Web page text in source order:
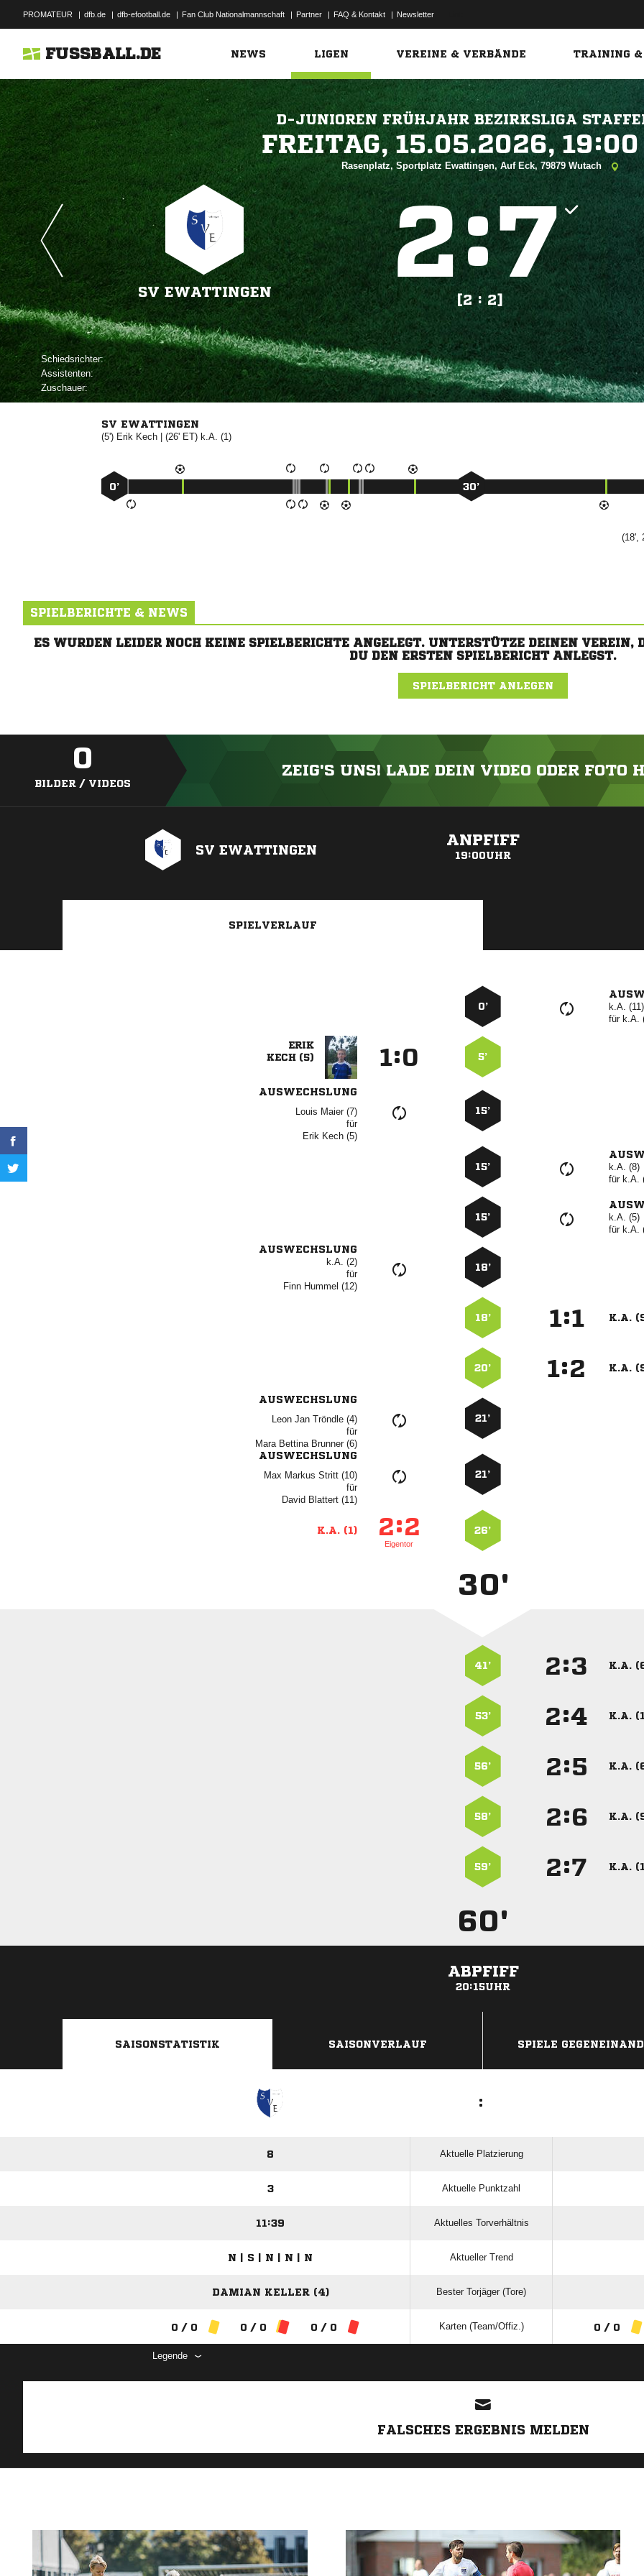
PROMATEUR | dfb.de | dfb-efootball.de | Fan Club Nationalmannschaft | Partner | FAQ & Kontakt | Newsletter
FUSSBALL.DE NEWS LIGEN VEREINE & VERBÄNDE TRAINING &
D-JUNIOREN FRÜHJAHR BEZIRKSLIGA
 
Rasenplatz, Sportplatz Ewattingen, Auf Eck, 79879 Wutach
SV EWATTINGEN
:
[2 : 2]
Schiedsrichter:
Assistenten:
Zuschauer:
SV EWATTINGEN
(5') | (26' ET) k.A. (1)
0’ 30’
(18',
SPIELBERICHTE & NEWS
ES WURDEN LEIDER NOCH KEINE SPIELBERICHTE ANGELEGT. UNTERSTÜTZE DEINEN
DU DEN ERSTEN SPIELBERICHT ANLEGST.
SPIELBERICHT ANLEGEN
0
BILDER / VIDEOS
ZEIG'S UNS! LADE DEIN VIDEO ODER FOTO
SV EWATTINGEN
ANPFIFF
19:00UHR
SPIELVERLAUF
0’
k.A. (11)
für k.A.

 
: 5’
AUSWECHSLUNG
  
für
  
15’
15’
k.A. (8)
für k.A.
15’
k.A. (5)
für k.A.
AUSWECHSLUNG
k.A. (2)
für
  
18’
18’ : K.A.
20’ : K.A.
AUSWECHSLUNG
   
für
   
21’
AUSWECHSLUNG
   
für
  
21’
K.A. (1) :
Eigentor
26’
30'
41’ : K.A.
53’ : K.A.
56’ : K.A.
58’ : K.A.
59’ : K.A.
60'
ABPFIFF
20:15UHR
SAISONSTATISTIK SAISONVERLAUF SPIELE
:
8 Aktuelle Platzierung
3 Aktuelle Punktzahl
11:39 Aktuelles Torverhältnis
N | S | N | N | N Aktueller Trend
DAMIAN KELLER (4) Bester Torjäger (Tore)
0 / 0 0 / 0 0 / 0 Karten (Team/Offiz.) 0 / 0
Legende
FALSCHES ERGEBNIS MELDEN